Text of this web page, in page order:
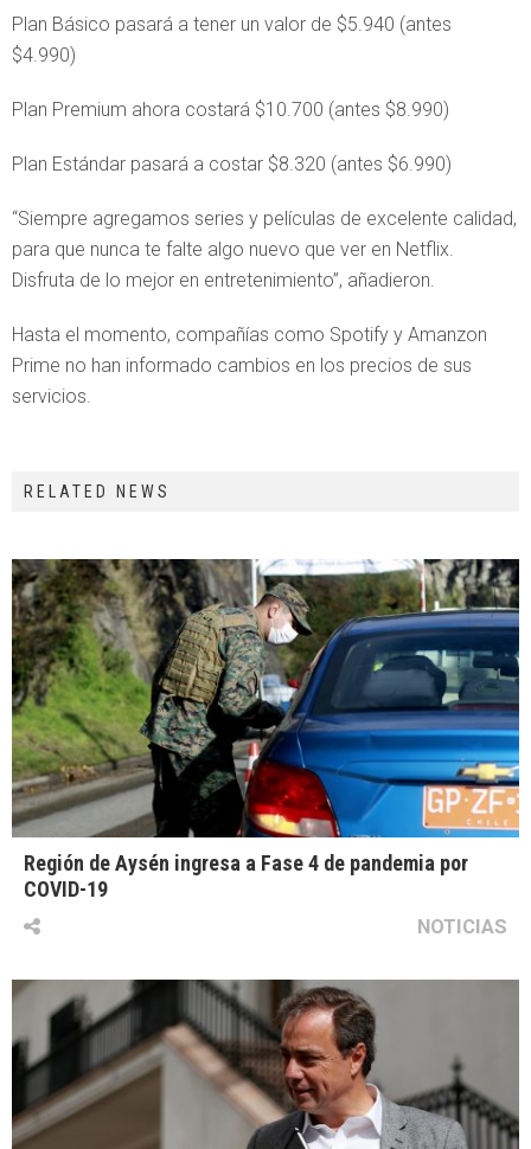
Plan Básico pasará a tener un valor de $5.940 (antes
$4.990)
Plan Premium ahora costará $10.700 (antes $8.990)
Plan Estándar pasará a costar $8.320 (antes $6.990)
“Siempre agregamos series y películas de excelente calidad,
para que nunca te falte algo nuevo que ver en Netflix.
Disfruta de lo mejor en entretenimiento”, añadieron.
Hasta el momento, compañías como Spotify y Amanzon
Prime no han informado cambios en los precios de sus
servicios.
RELATED NEWS
Región de Aysén ingresa a Fase 4 de pandemia por
COVID-19
NOTICIAS